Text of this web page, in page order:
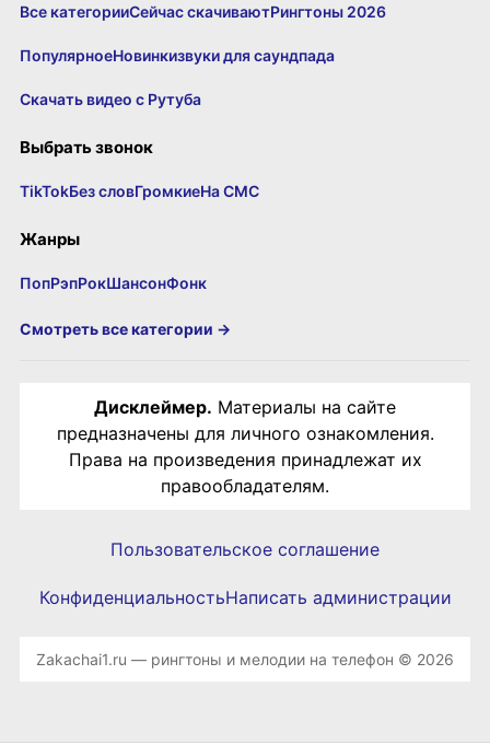
Все категорииСейчас скачиваютРингтоны 2026
ПопулярноеНовинкизвуки для саундпада
Скачать видео с Рутуба
Выбрать звонок
TikTokБез словГромкиеНа СМС
Жанры
ПопРэпРокШансонФонк
Смотреть все категории →
Дисклеймер. Материалы на сайте
предназначены для личного ознакомления.
Права на произведения принадлежат их
правообладателям.
Пользовательское соглашение
КонфиденциальностьНаписать администрации
Zakachai1.ru — рингтоны и мелодии на телефон © 2026